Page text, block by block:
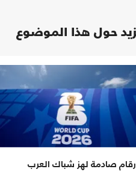
حول هذا الموضوع
صادمة لهز شباك العرب